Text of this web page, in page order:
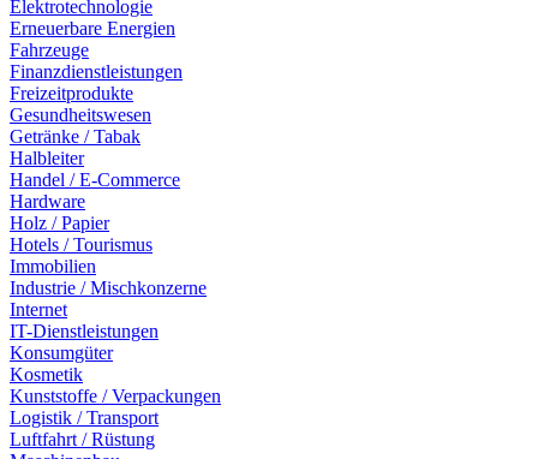
Elektrotechnologie
Erneuerbare Energien
Fahrzeuge
Finanzdienstleistungen
Freizeitprodukte
Gesundheitswesen
Getränke / Tabak
Halbleiter
Handel / E-Commerce
Hardware
Holz / Papier
Hotels / Tourismus
Immobilien
Industrie / Mischkonzerne
Internet
IT-Dienstleistungen
Konsumgüter
Kosmetik
Kunststoffe / Verpackungen
Logistik / Transport
Luftfahrt / Rüstung